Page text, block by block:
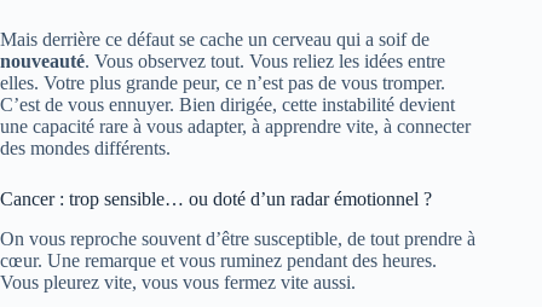
Mais derrière ce défaut se cache un cerveau qui a soif de
nouveauté. Vous observez tout. Vous reliez les idées entre
elles. Votre plus grande peur, ce n’est pas de vous tromper.
C’est de vous ennuyer. Bien dirigée, cette instabilité devient
une capacité rare à vous adapter, à apprendre vite, à connecter
des mondes différents.
Cancer : trop sensible… ou doté d’un radar émotionnel ?
On vous reproche souvent d’être susceptible, de tout prendre à
cœur. Une remarque et vous ruminez pendant des heures.
Vous pleurez vite, vous vous fermez vite aussi.